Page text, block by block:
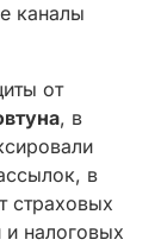
каналы
от
, в
в
страховых
налоговых